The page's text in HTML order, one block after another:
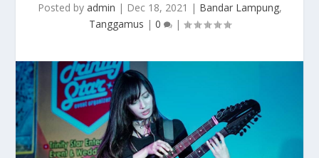
Posted by admin | Dec 18, 2021 | Bandar Lampung,
Tanggamus | 0 |